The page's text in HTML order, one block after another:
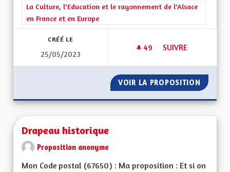
Filtrer les résultats de la catégorie : La Culture, l'Education et
La Culture, l'Education et le rayonnement de l'Alsace
en France et en Europe
CRÉÉ LE
25/05/2023
49 49 ABONNÉS
SUIVRE
VOIR LA PROPOSITION
Drapeau historique
Proposition anonyme
Mon Code postal (67650) : Ma proposition : Et si on